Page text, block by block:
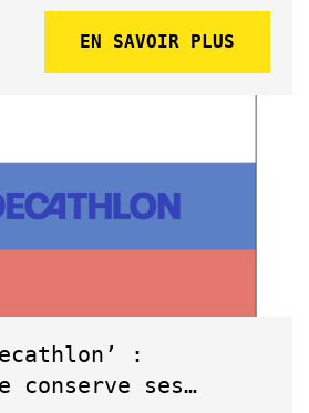
EN SAVOIR PLUS
:
conserve ses